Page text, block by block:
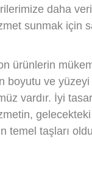
daha
sunmak için
ürünlerin
boyutu ve
vardır. İyi
temel taşları